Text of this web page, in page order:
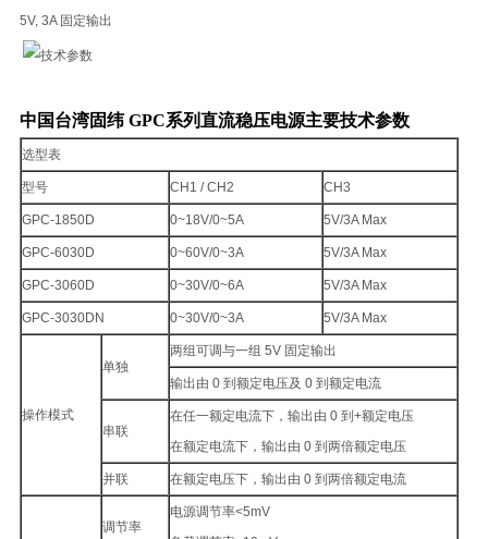
5V, 3A 固定输出
中国台湾固纬 GPC系列直流稳压电源主要技术参数
选型表
型号 CH1 / CH2 CH3
GPC-1850D 0~18V/0~5A 5V/3A Max
GPC-6030D 0~60V/0~3A 5V/3A Max
GPC-3060D 0~30V/0~6A 5V/3A Max
GPC-3030DN 0~30V/0~3A 5V/3A Max
操作模式
单独
两组可调与一组 5V 固定输出
输出由 0 到额定电压及 0 到额定电流
串联
在任一额定电流下，输出由 0 到+额定电压
在额定电流下，输出由 0 到两倍额定电压
并联 在额定电压下，输出由 0 到两倍额定电流
调节率
电源调节率<5mV